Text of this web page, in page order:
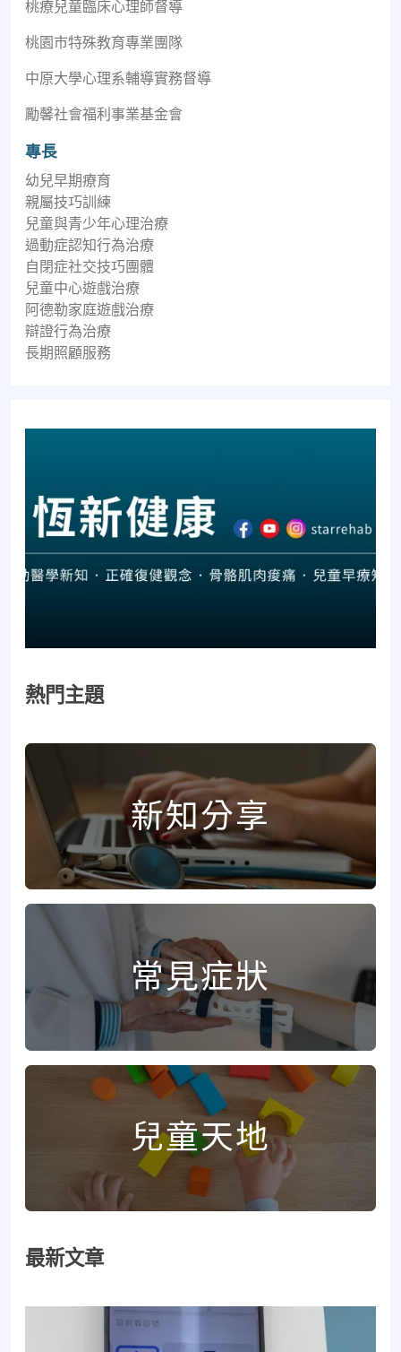
桃療兒童臨床心理師督導
桃園市特殊教育專業團隊
中原大學心理系輔導實務督導
勵馨社會福利事業基金會
專長
幼兒早期療育
親屬技巧訓練
兒童與青少年心理治療
過動症認知行為治療
自閉症社交技巧團體
兒童中心遊戲治療
阿德勒家庭遊戲治療
辯證行為治療
長期照顧服務
熱門主題
新知分享
常見症狀
兒童天地
最新文章